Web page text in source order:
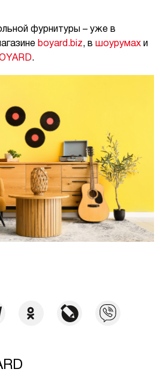
фурнитуры – уже в
boyard.biz, в шоурумах и
.